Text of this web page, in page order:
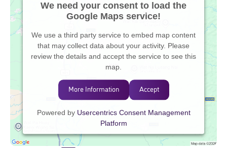
We need your consent to load the
Google Maps service!
We use a third party service to embed map content
that may collect data about your activity. Please
review the details and accept the service to see this
map.
More Information Accept
Powered by Usercentrics Consent Management
Platform